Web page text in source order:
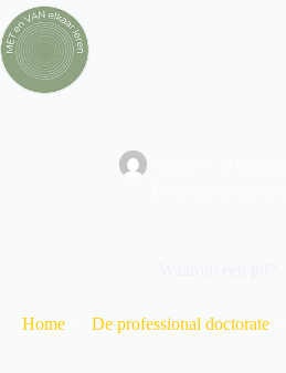
Home De professional doctorate